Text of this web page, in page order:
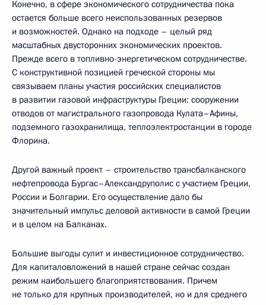
Конечно, в сфере экономического сотрудничества пока
остается больше всего неиспользованных резервов
и возможностей. Однако на подходе – целый ряд
масштабных двусторонних экономических проектов.
Прежде всего в топливно-энергетическом сотрудничестве.
С конструктивной позицией греческой стороны мы
связываем планы участия российских специалистов
в развитии газовой инфраструктуры Греции: сооружении
отводов от магистрального газопровода Кулата–Афины,
подземного газохранилища, теплоэлектростанции в городе
Флорина.
Другой важный проект – строительство трансбалканского
нефтепровода Бургас–Александруполис с участием Греции,
России и Болгарии. Его осуществление дало бы
значительный импульс деловой активности в самой Греции
и в целом на Балканах.
Большие выгоды сулит и инвестиционное сотрудничество.
Для капиталовложений в нашей стране сейчас создан
режим наибольшего благоприятствования. Причем
не только для крупных производителей, но и для среднего